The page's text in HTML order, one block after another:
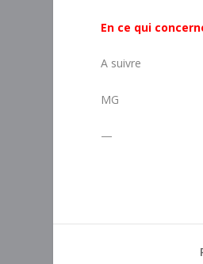
En ce qui
A suivre
MG
—